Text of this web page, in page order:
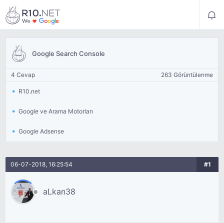
Google Search Console
4 Cevap 263 Görüntülenme
R10.net
Google ve Arama Motorları
Google Adsense
06-07-2018, 16:25:54 #1
aLkan38